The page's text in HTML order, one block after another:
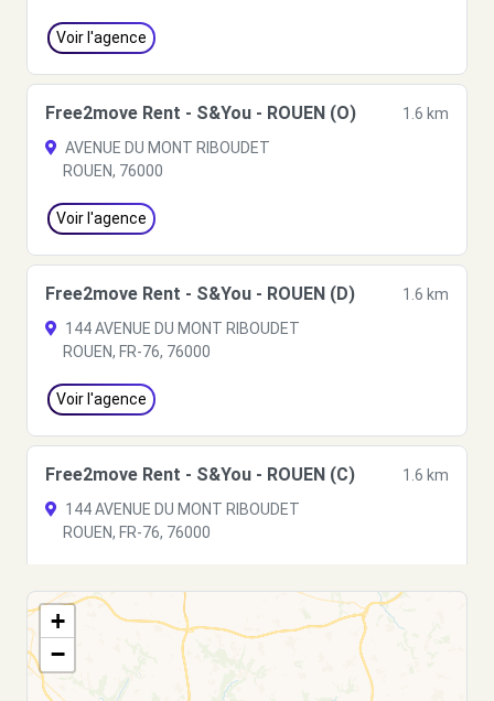
Voir l'agence
Free2move Rent - S&You - ROUEN (O)
1.6 km
AVENUE DU MONT RIBOUDET
ROUEN, 76000
Voir l'agence
Free2move Rent - S&You - ROUEN (D)
1.6 km
144 AVENUE DU MONT RIBOUDET
ROUEN, FR-76, 76000
Voir l'agence
Free2move Rent - S&You - ROUEN (C)
1.6 km
144 AVENUE DU MONT RIBOUDET
ROUEN, FR-76, 76000
Free2Move Rent - GARAGE DE VERDUN -
ROUEN (C)
+
−